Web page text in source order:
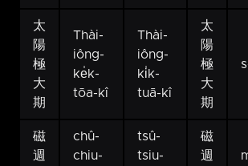
太
陽
極
大
期
Thài-
iông-
ke̍k-
tōa-kî
Thài-
iông-
ki̍k-
tuā-kî
太
陽
極
大
期
磁
週
chû-
chiu-
tsû-
tsiu-
磁
週